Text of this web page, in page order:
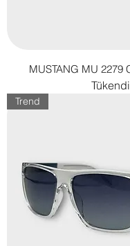
MUSTANG MU 2279
Tükendi
Trend